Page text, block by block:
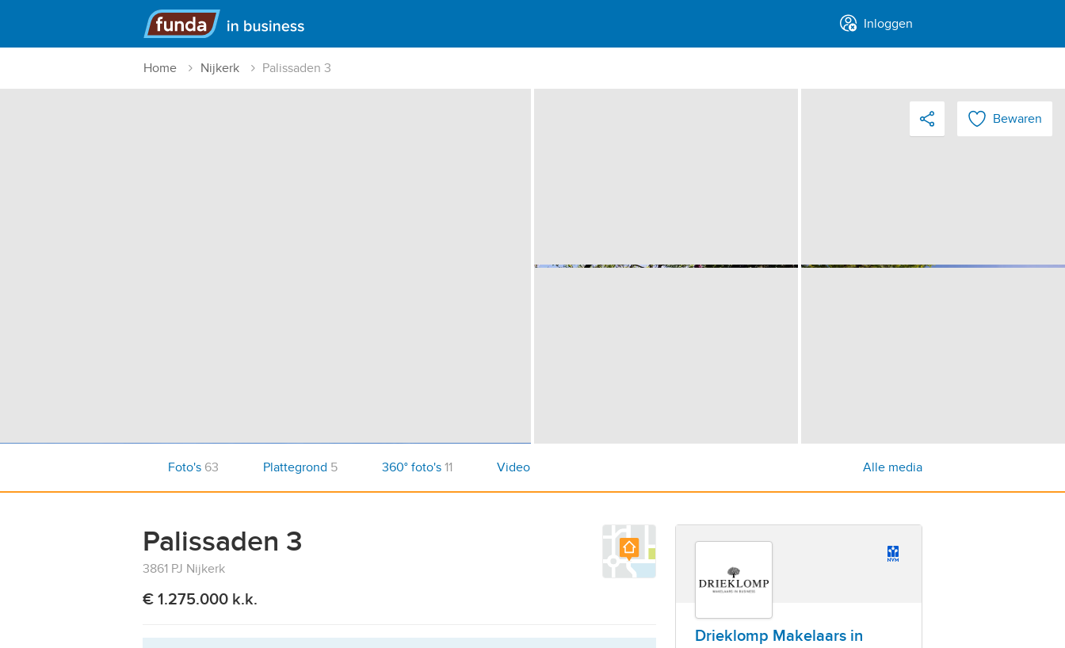
Hoofdmenu
Inloggen
Home Nijkerk Palissaden 3
Bewaren
Plattegrond 5 360° foto's 11 Video
Foto's 63 Alle media
Palissaden 3
3861 PJ Nijkerk
€ 1.275.000 k.k.
Drieklomp Makelaars in